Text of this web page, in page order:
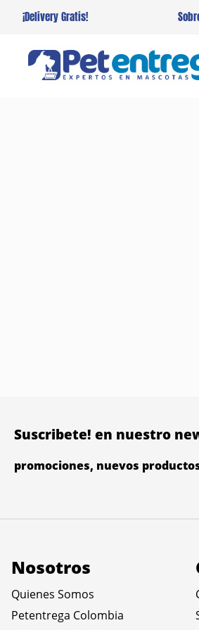
¡Delivery Gratis!
Suscribete! en nuestro
promociones, nuevos
Nosotros
Quienes Somos
Petentrega Colombia